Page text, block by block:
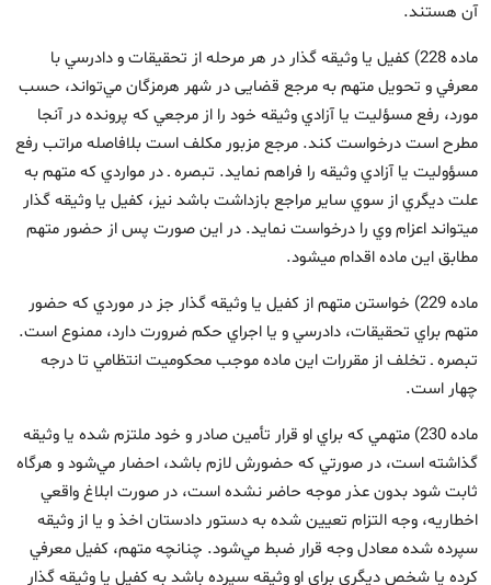
آن هستند.
ماده 228) كفيل يا وثيقه گذار در هر مرحله از تحقيقات و دادرسي با
معرفي و تحويل متهم به مرجع قضایی در شهر هرمزگان مي‌تواند، حسب
مورد، رفع مسؤليت يا آزادي وثيقه خود را از مرجعي كه پرونده در آنجا
مطرح است درخواست كند. مرجع مزبور مكلف است بلافاصله مراتب رفع
مسؤوليت يا آزادي وثيقه را فراهم نمايد. تبصره ـ در مواردي كه متهم به
علت ديگري از سوي ساير مراجع بازداشت باشد نيز، كفيل يا وثيقه‏ گذار
مي‏تواند اعزام وي را درخواست نمايد. در اين صورت پس از حضور متهم
مطابق اين ماده اقدام مي‏شود.
ماده 229) خواستن متهم از كفيل يا وثيقه ‏گذار جز در موردي كه حضور
متهم براي تحقيقات، دادرسي و يا اجراي حكم ضرورت دارد، ممنوع است.
تبصره ـ تخلف از مقررات اين ماده موجب محكوميت انتظامي تا درجه
چهار است.
ماده 230) متهمي كه براي او قرار تأمين صادر و خود ملتزم شده يا وثيقه
گذاشته است، در صورتي كه حضورش لازم باشد، احضار مي‌شود و هرگاه
ثابت شود بدون عذر موجه حاضر نشده است، در صورت ابلاغ واقعي
اخطاريه، وجه التزام تعيين شده به دستور دادستان اخذ و يا از وثيقه
سپرده شده معادل وجه قرار ضبط مي‌شود. چنانچه متهم، كفيل معرفي
كرده يا شخص ديگري براي او وثيقه سپرده باشد به كفيل يا وثيقه ‏گذار